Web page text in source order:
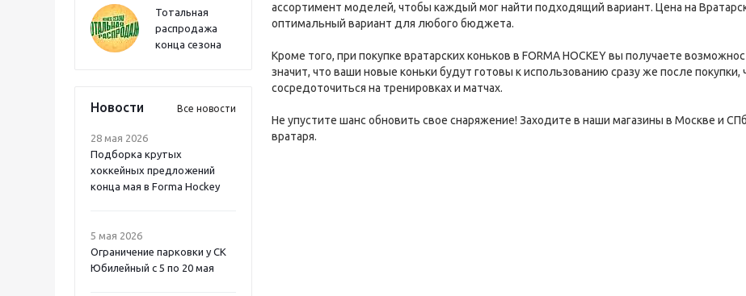
Тотальная
распродажа
конца сезона
Новости Все новости
28 мая 2026
Подборка крутых
хоккейных предложений
конца мая в Forma Hockey
5 мая 2026
Ограничение парковки у СК
Юбилейный с 5 по 20 мая
ассортимент моделей, чтобы каждый мог найти подходящий вариант. Цена на
оптимальный вариант для любого бюджета.
Кроме того, при покупке вратарских коньков в FORMA HOCKEY вы получаете
значит, что ваши новые коньки будут готовы к использованию сразу же после
сосредоточиться на тренировках и матчах.
Не упустите шанс обновить свое снаряжение! Заходите в наши магазины в Москве и
вратаря.